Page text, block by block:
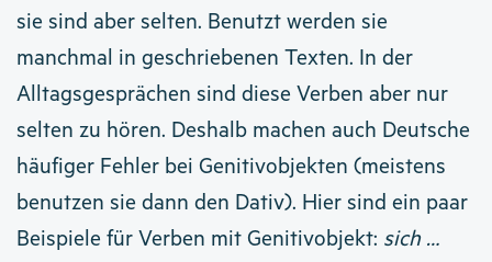
sie sind aber selten. Benutzt werden sie
manchmal in geschriebenen Texten. In der
Alltagsgesprächen sind diese Verben aber nur
selten zu hören. Deshalb machen auch Deutsche
häufiger Fehler bei Genitivobjekten (meistens
benutzen sie dann den Dativ). Hier sind ein paar
Beispiele für Verben mit Genitivobjekt: sich …